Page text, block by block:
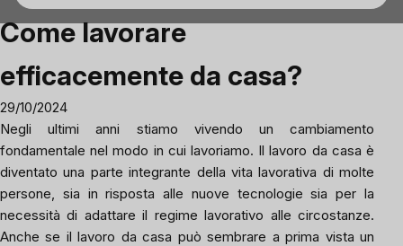
Come lavorare
efficacemente da casa?
29/10/2024
Negli ultimi anni stiamo vivendo un cambiamento
fondamentale nel modo in cui lavoriamo. Il lavoro da casa è
diventato una parte integrante della vita lavorativa di molte
persone, sia in risposta alle nuove tecnologie sia per la
necessità di adattare il regime lavorativo alle circostanze.
Anche se il lavoro da casa può sembrare a prima vista un